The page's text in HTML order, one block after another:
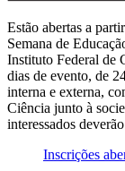
Estão abertas a
Semana de
Instituto Federal de
dias de evento, de
interna e externa,
Ciência junto à
interessados
Inscrições